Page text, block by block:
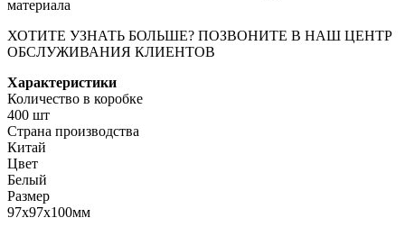
материала
ХОТИТЕ УЗНАТЬ БОЛЬШЕ? ПОЗВОНИТЕ В НАШ ЦЕНТР
ОБСЛУЖИВАНИЯ КЛИЕНТОВ
Характеристики
Количество в коробке
400 шт
Страна производства
Китай
Цвет
Белый
Размер
97х97х100мм